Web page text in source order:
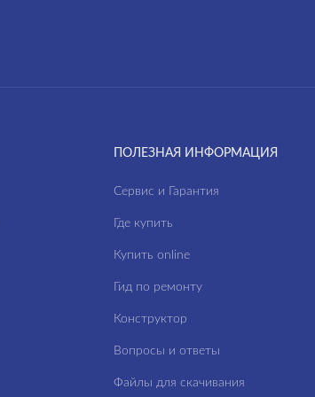
ПОЛЕЗНАЯ ИНФОРМАЦИЯ
Сервис и Гарантия
Где купить
Купить online
Гид по ремонту
Конструктор
Вопросы и ответы
Файлы для скачивания